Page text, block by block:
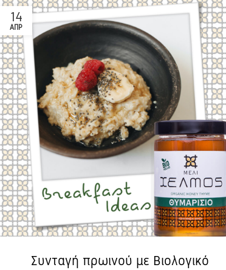
14
ΑΠΡ
Συνταγή πρωινού με Βιολογικό